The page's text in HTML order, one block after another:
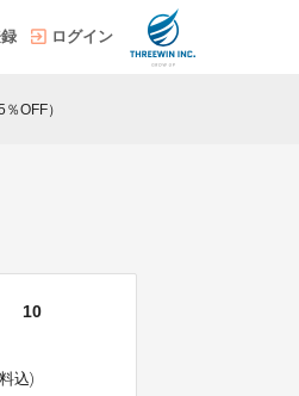
ログイン
OFF）
10
込)